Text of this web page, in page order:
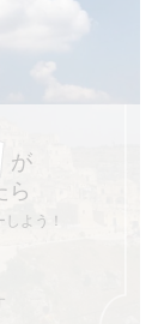
が
ら
よう！